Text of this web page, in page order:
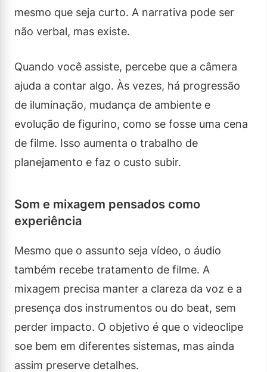
mesmo que seja curto. A narrativa pode ser
não verbal, mas existe.
Quando você assiste, percebe que a câmera
ajuda a contar algo. Às vezes, há progressão
de iluminação, mudança de ambiente e
evolução de figurino, como se fosse uma cena
de filme. Isso aumenta o trabalho de
planejamento e faz o custo subir.
Som e mixagem pensados como
experiência
Mesmo que o assunto seja vídeo, o áudio
também recebe tratamento de filme. A
mixagem precisa manter a clareza da voz e a
presença dos instrumentos ou do beat, sem
perder impacto. O objetivo é que o videoclipe
soe bem em diferentes sistemas, mas ainda
assim preserve detalhes.